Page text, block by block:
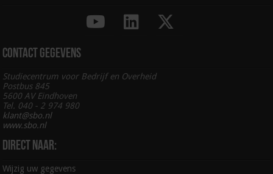
Contact gegevens
Studiecentrum voor Bedrijf en Overheid
Postbus 845
5600 AV Eindhoven
Tel. 040 - 2 974 980
klant@sbo.nl
www.sbo.nl
Direct naar:
Wijzig uw gegevens